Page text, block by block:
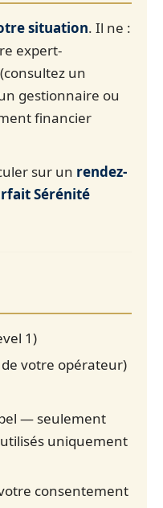
situation. Il ne :
expert-
un
gestionnaire ou
financier
sur un rendez-
Sérénité
1)
votre opérateur)
— seulement
uniquement
consentement